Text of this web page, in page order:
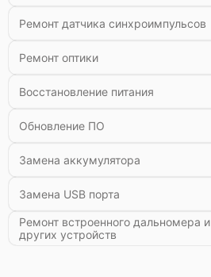
Ремонт датчика синхроимпульсов
Ремонт оптики
Восстановление питания
Обновление ПО
Замена аккумулятора
Замена USB порта
Ремонт встроенного дальномера и
других устройств